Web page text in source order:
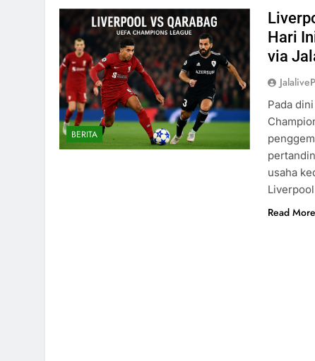
BERITA
Hari
via
Pada
usaha
Read More